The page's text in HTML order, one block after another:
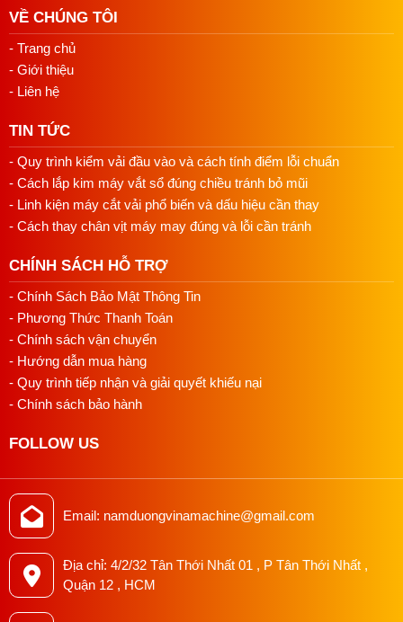
Xưởng gia công quần áo quy mô nhỏ và vừa
Nhà máy cần bổ sung máy 1 kim điện tử
Cơ sở may đồng phục và hàng thời trang
Thợ may cần giảm thao tác cắt chỉ thủ công
Mua Máy may 1 kim điện tử Siruba
DL7200-BM1-15 ở đâu uy tín
Nếu anh/chị chưa tìm được nơi bán uy tín hoặc chưa rõ
máy có phù hợp với vật liệu đang may,
Dương sẽ kiểm tra nhu cầu trước khi đề xuất. Bên em ưu
tiên tư vấn đúng cấu hình, tránh chọn máy dư hoặc thiếu
khả năng xử lý.
Vì sao nên mua tại Nam Dương
Hàng chính hãng, thông tin nguồn gốc rõ ràng
Kiểm tra máy trước khi bàn giao
Tư vấn theo chất liệu và sản lượng xưởng
Cung cấp kim, chân vịt và linh kiện phù hợp
Liên hệ ngay để được tư vấn chi tiết và báo giá tốt nhất
Hotline/Zalo0813018118
Quận 12, HCM
VỀ CHÚNG TÔI
- Trang chủ
- Giới thiệu
- Liên hệ
TIN TỨC
- Quy trình kiểm vải đầu vào và cách tính điểm lỗi chuẩn
- Cách lắp kim máy vắt sổ đúng chiều tránh bỏ mũi
- Linh kiện máy cắt vải phổ biến và dấu hiệu cần thay
- Cách thay chân vịt máy may đúng và lỗi cần tránh
CHÍNH SÁCH HỖ TRỢ
- Chính Sách Bảo Mật Thông Tin
- Phương Thức Thanh Toán
- Chính sách vận chuyển
- Hướng dẫn mua hàng
- Quy trình tiếp nhận và giải quyết khiếu nại
- Chính sách bảo hành
FOLLOW US
Email: namduongvinamachine@gmail.com
Địa chỉ: 4/2/32 Tân Thới Nhất 01 , P Tân Thới Nhất ,
Quận 12 , HCM